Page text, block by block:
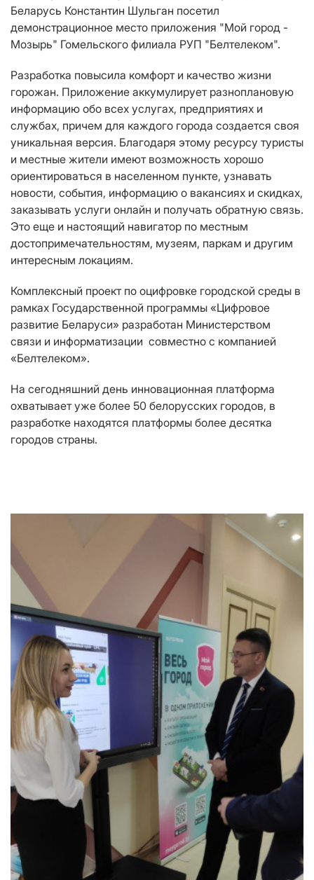
Беларусь Константин Шульган посетил
демонстрационное место приложения "Мой город -
Мозырь" Гомельского филиала РУП "Белтелеком".
Разработка повысила комфорт и качество жизни
горожан. Приложение аккумулирует разноплановую
информацию обо всех услугах, предприятиях и
службах, причем для каждого города создается своя
уникальная версия. Благодаря этому ресурсу туристы
и местные жители имеют возможность хорошо
ориентироваться в населенном пункте, узнавать
новости, события, информацию о вакансиях и скидках,
заказывать услуги онлайн и получать обратную связь.
Это еще и настоящий навигатор по местным
достопримечательностям, музеям, паркам и другим
интересным локациям.
Комплексный проект по оцифровке городской среды в
рамках Государственной программы «Цифровое
развитие Беларуси» разработан Министерством
связи и информатизации совместно с компанией
«Белтелеком».
На сегодняшний день инновационная платформа
охватывает уже более 50 белорусских городов, в
разработке находятся платформы более десятка
городов страны.